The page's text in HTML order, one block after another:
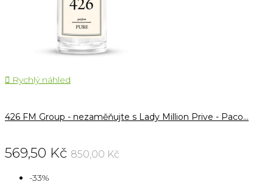
 Rychlý náhled
426 FM Group - nezaměňujte s Lady Million Prive - Paco...
569,50 Kč 850,00 Kč
-33%